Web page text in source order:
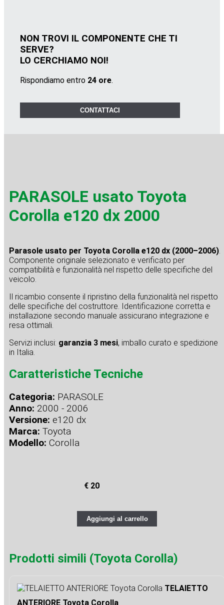
NON TROVI IL COMPONENTE CHE TI
SERVE?
LO CERCHIAMO NOI!
Rispondiamo entro 24 ore.
CONTATTACI
PARASOLE usato Toyota
Corolla e120 dx 2000
Parasole usato per Toyota Corolla e120 dx (2000–2006).
Componente originale selezionato e verificato per
compatibilità e funzionalità nel rispetto delle specifiche del
veicolo.
Il ricambio consente il ripristino della funzionalità nel rispetto
delle specifiche del costruttore. Identificazione corretta e
installazione secondo manuale assicurano integrazione e
resa ottimali.
Servizi inclusi: garanzia 3 mesi, imballo curato e spedizione
in Italia.
Caratteristiche Tecniche
Categoria: PARASOLE
Anno: 2000 - 2006
Versione: e120 dx
Marca: Toyota
Modello: Corolla
€ 20
Aggiungi al carrello
Prodotti simili (Toyota Corolla)
TELAIETTO
ANTERIORE Toyota Corolla